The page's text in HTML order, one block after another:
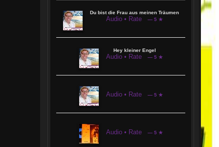
Du bist die Frau aus meinen Träumen
Audio • Rate — 5 ★
Hey kleiner Engel
Audio • Rate — 5 ★
Audio • Rate — 5 ★
Audio • Rate — 5 ★